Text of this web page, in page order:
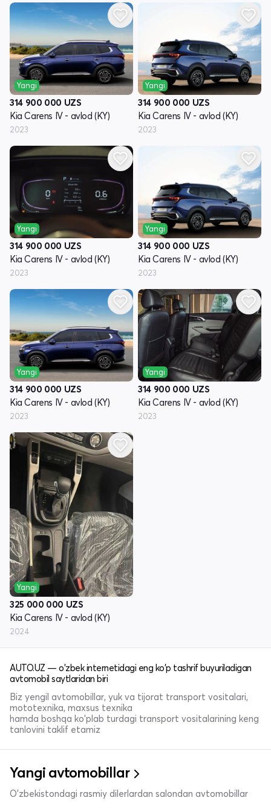
Yangi
314 900 000 UZS
Kia Carens IV - avlod (KY)
2023
Yangi
314 900 000 UZS
Kia Carens IV - avlod (KY)
2023
Yangi
314 900 000 UZS
Kia Carens IV - avlod (KY)
2023
Yangi
314 900 000 UZS
Kia Carens IV - avlod (KY)
2023
Yangi
314 900 000 UZS
Kia Carens IV - avlod (KY)
2023
Yangi
314 900 000 UZS
Kia Carens IV - avlod (KY)
2023
Yangi
325 000 000 UZS
Kia Carens IV - avlod (KY)
2024
AUTO.UZ — o'zbek internetidagi eng ko'p tashrif buyuriladigan
avtomobil saytlaridan biri
Biz yengil avtomobillar, yuk va tijorat transport vositalari,
mototexnika, maxsus texnika
hamda boshqa ko'plab turdagi transport vositalarining keng
tanlovini taklif etamiz
Yangi avtomobillar
O'zbekistondagi rasmiy dilerlardan salondan avtomobillar